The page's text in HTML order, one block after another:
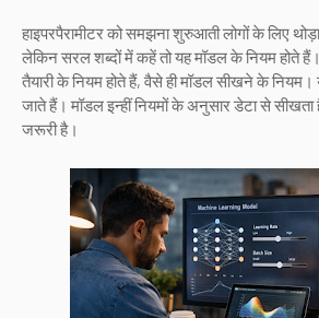
हाइपरपैरामीटर को समझना शुरुआती लोगों के लिए
लेकिन सरल शब्दों में कहें तो यह मॉडल के नियम होते हैं।
तैयारी के नियम होते हैं, वैसे ही मॉडल सीखने के
जाते हैं। मॉडल इन्हीं नियमों के अनुसार डेटा से सीखता
जरूरी है।